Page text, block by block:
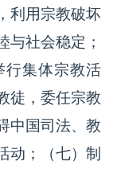
利用宗教破坏
与社会稳定；
行集体宗教活
徒，委任宗教
中国司法、教
动；（七）制